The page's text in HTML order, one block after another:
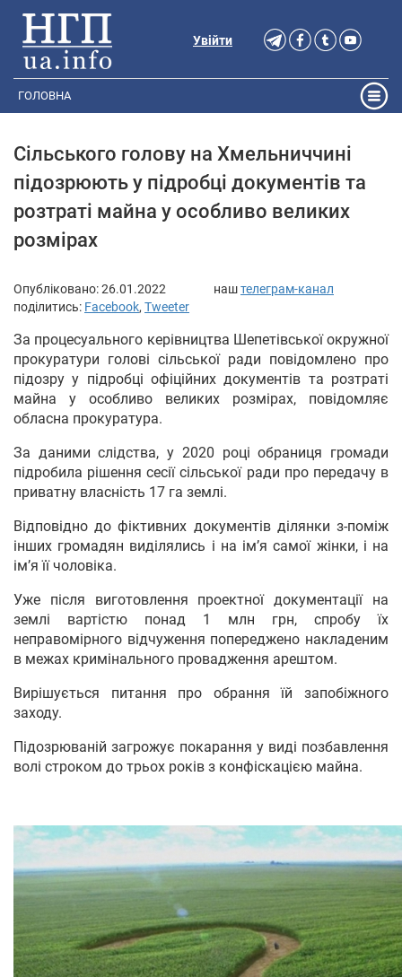
Увійти
ГОЛОВНА
Сільського голову на Хмельниччині
підозрюють у підробці документів та
розтраті майна у особливо великих
розмірах
Опубліковано:26.01.2022 наштелеграм-канал
поділитись: Facebook, Tweeter
За процесуального керівництва Шепетівської окружної
прокуратури голові сільської ради повідомлено про
підозру у підробці офіційних документів та розтраті
майна у особливо великих розмірах, повідомляє
обласна прокуратура.
За даними слідства, у 2020 році обраниця громади
підробила рішення сесії сільської ради про передачу в
приватну власність 17 га землі.
Відповідно до фіктивних документів ділянки з-поміж
інших громадян виділялись і на ім’я самої жінки, і на
ім’я її чоловіка.
Уже після виготовлення проектної документації на
землі вартістю понад 1 млн грн, спробу їх
неправомірного відчуження попереджено накладеним
в межах кримінального провадження арештом.
Вирішується питання про обрання їй запобіжного
заходу.
Підозрюваній загрожує покарання у виді позбавлення
волі строком до трьох років з конфіскацією майна.